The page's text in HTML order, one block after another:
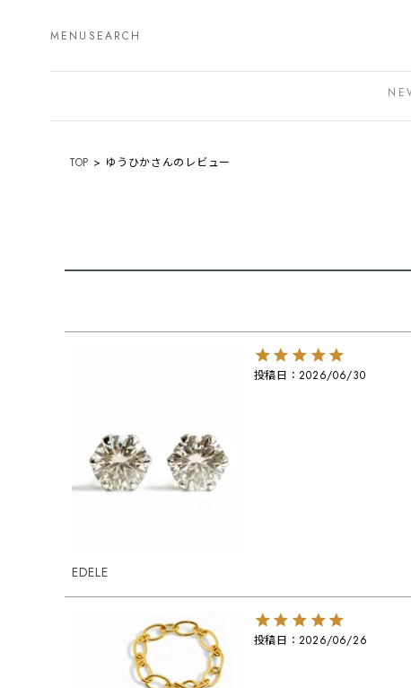
MENU SEARCH
TOP ゆうひかさんのレビュー
EDELE
投稿日 2026/06/30
投稿日 2026/06/26